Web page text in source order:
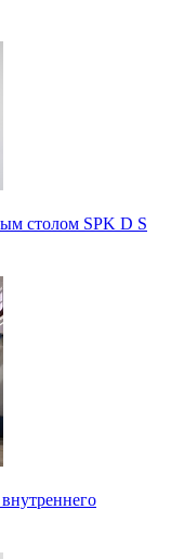
столом SPK D S